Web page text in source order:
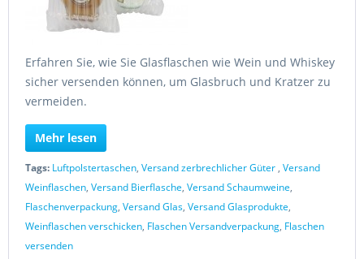
Erfahren Sie, wie Sie Glasflaschen wie Wein und Whiskey
sicher versenden können, um Glasbruch und Kratzer zu
vermeiden.
Mehr lesen
Tags: Luftpolstertaschen, Versand zerbrechlicher Güter , Versand
Weinflaschen, Versand Bierflasche, Versand Schaumweine,
Flaschenverpackung, Versand Glas, Versand Glasprodukte,
Weinflaschen verschicken, Flaschen Versandverpackung, Flaschen
versenden